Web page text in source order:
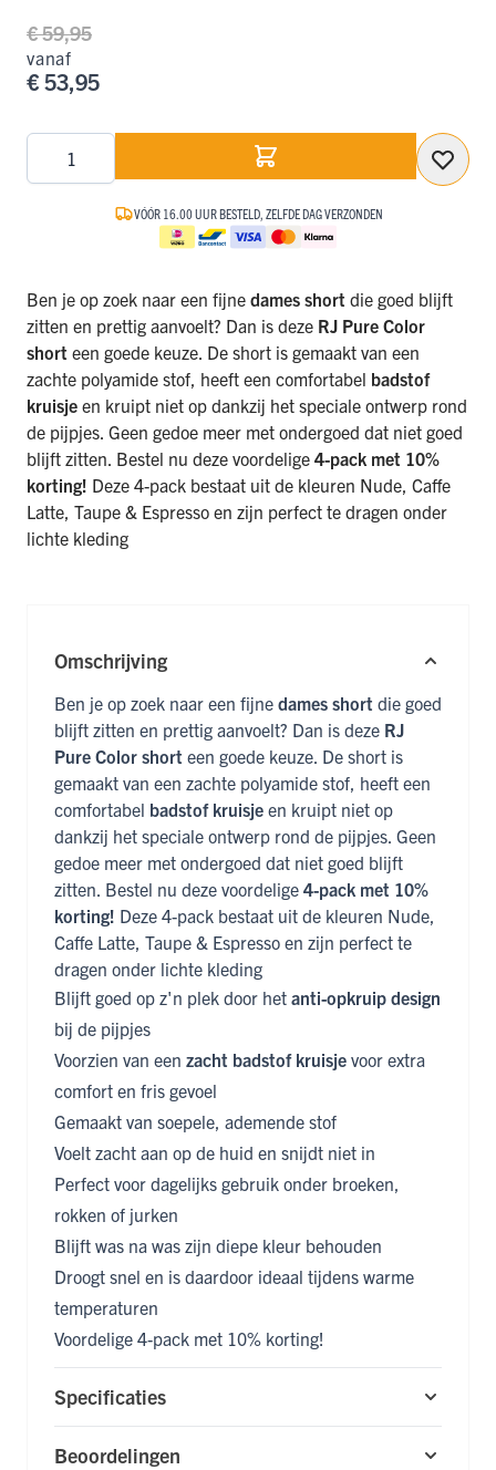
€ 59,95
vanaf
€ 53,95
VÓÓR 16.00 UUR BESTELD, ZELFDE DAG VERZONDEN
Ben je op zoek naar een fijne dames short die goed blijft
zitten en prettig aanvoelt? Dan is deze RJ Pure Color
short een goede keuze. De short is gemaakt van een
zachte polyamide stof, heeft een comfortabel badstof
kruisje en kruipt niet op dankzij het speciale ontwerp rond
de pijpjes. Geen gedoe meer met ondergoed dat niet goed
blijft zitten. Bestel nu deze voordelige 4-pack met 10%
korting! Deze 4-pack bestaat uit de kleuren Nude, Caffe
Latte, Taupe & Espresso en zijn perfect te dragen onder
lichte kleding
Omschrijving
Ben je op zoek naar een fijne dames short die goed
blijft zitten en prettig aanvoelt? Dan is deze RJ
Pure Color short een goede keuze. De short is
gemaakt van een zachte polyamide stof, heeft een
comfortabel badstof kruisje en kruipt niet op
dankzij het speciale ontwerp rond de pijpjes. Geen
gedoe meer met ondergoed dat niet goed blijft
zitten. Bestel nu deze voordelige 4-pack met 10%
korting! Deze 4-pack bestaat uit de kleuren Nude,
Caffe Latte, Taupe & Espresso en zijn perfect te
dragen onder lichte kleding
Blijft goed op z'n plek door het anti-opkruip design
bij de pijpjes
Voorzien van een zacht badstof kruisje voor extra
comfort en fris gevoel
Gemaakt van soepele, ademende stof
Voelt zacht aan op de huid en snijdt niet in
Perfect voor dagelijks gebruik onder broeken,
rokken of jurken
Blijft was na was zijn diepe kleur behouden
Droogt snel en is daardoor ideaal tijdens warme
temperaturen
Voordelige 4-pack met 10% korting!
Specificaties
Beoordelingen